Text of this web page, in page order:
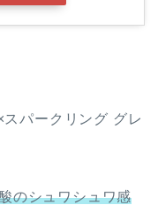
パークリング グレ
のシュワシュワ感